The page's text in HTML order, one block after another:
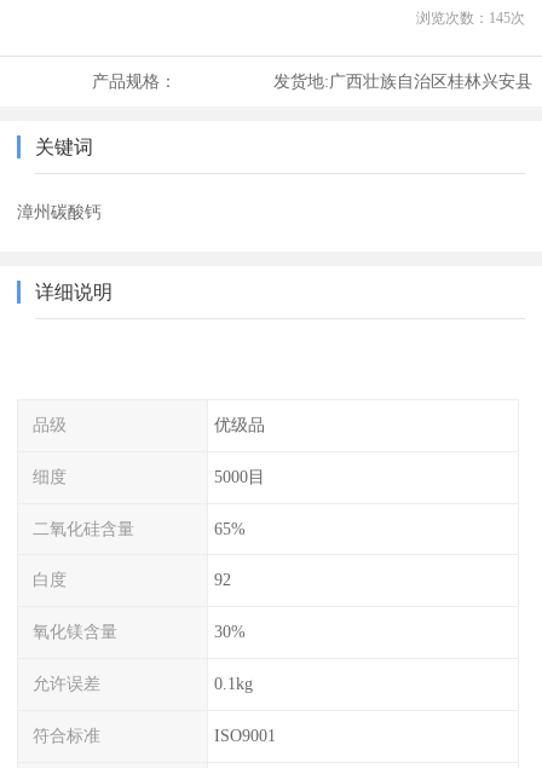
浏览次数： 145次
产品规格： 发货地:广西壮族自治区桂林兴安县
关键词
漳州碳酸钙
详细说明
品级 优级品
细度 5000目
二氧化硅含量 65%
白度 92
氧化镁含量 30%
允许误差 0.1kg
符合标准 ISO9001